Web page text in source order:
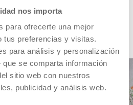
nos importa
para ofrecerte una mejor
tus preferencias y visitas.
para análisis y personalización
se comparta información
sitio web con nuestros
publicidad y análisis web.